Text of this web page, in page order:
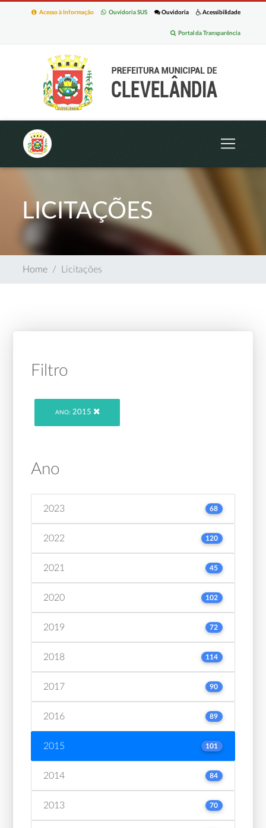
Acessibilidade
Ouvidoria
Ouvidoria SUS
Acesso à Informação
Portal da Transparência
LICITAÇÕES
Home Licitações
Filtro
ANO: 2015
Ano
2023 68
2022 120
2021 45
2020 102
2019 72
2018 114
2017 90
2016 89
2015 101
2014 84
2013 70